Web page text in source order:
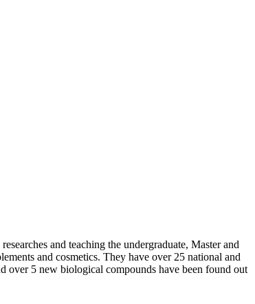
and teaching the undergraduate, Master and
and cosmetics. They have over 25 national and
over 5 new biological compounds have been found out